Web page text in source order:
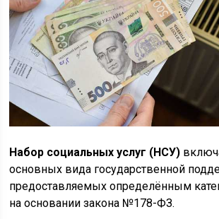
Набор социальных услуг (НСУ)
основных вида государственной
предоставляемых определённым
на основании закона №178-ФЗ.